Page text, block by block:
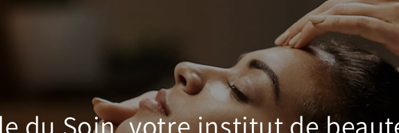
du Soin, votre institut de